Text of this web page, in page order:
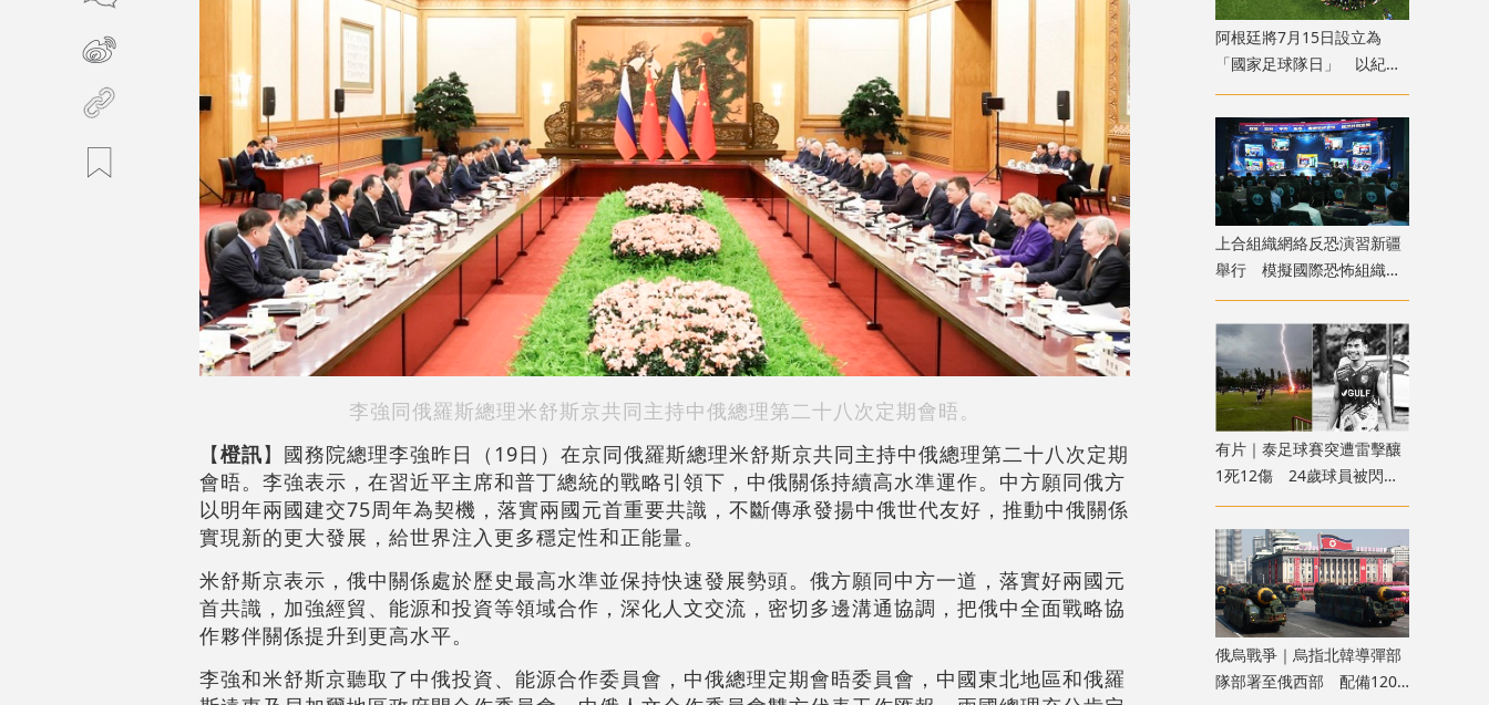
李強同俄羅斯總理米舒斯京共同主持中俄總理第二十八次定期會晤。
【橙訊】國務院總理李強昨日（19日）在京同俄羅斯總理米舒斯京共同主持中俄總理第二十八次定期
會晤。李強表示，在習近平主席和普丁總統的戰略引領下，中俄關係持續高水準運作。中方願同俄方
以明年兩國建交75周年為契機，落實兩國元首重要共識，不斷傳承發揚中俄世代友好，推動中俄關係
實現新的更大發展，給世界注入更多穩定性和正能量。
米舒斯京表示，俄中關係處於歷史最高水準並保持快速發展勢頭。俄方願同中方一道，落實好兩國元
首共識，加強經貿、能源和投資等領域合作，深化人文交流，密切多邊溝通協調，把俄中全面戰略協
作夥伴關係提升到更高水平。
李強和米舒斯京聽取了中俄投資、能源合作委員會，中俄總理定期會晤委員會，中國東北地區和俄羅
​阿根廷將7月15日設立為
「國家足球隊日」 以紀念
世盃挫英格蘭
上合組織網絡反恐演習新疆
舉行 模擬國際恐怖組織策
劃實施恐襲等情形
有片｜泰足球賽突遭雷擊釀
1死12傷 24歲球員被閃電
劈中亡
俄烏戰爭｜烏指北韓導彈部
隊部署至俄西部 配備120